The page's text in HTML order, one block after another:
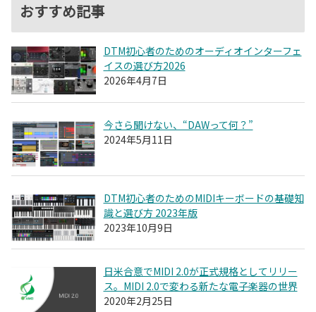
おすすめ記事
DTM初心者のためのオーディオインターフェ
イスの選び方2026
2026年4月7日
今さら聞けない、“DAWって何？”
2024年5月11日
DTM初心者のためのMIDIキーボードの基礎知
識と選び方 2023年版
2023年10月9日
日米合意でMIDI 2.0が正式規格としてリリー
ス。MIDI 2.0で変わる新たな電子楽器の世界
2020年2月25日